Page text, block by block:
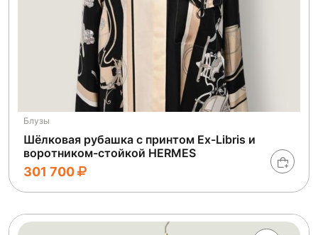
Блузы
Шёлковая рубашка с принтом Ex-Libris и
воротником-стойкой HERMES
301 700